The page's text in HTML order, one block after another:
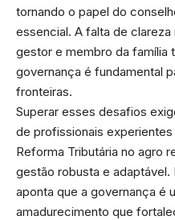
tornando o papel do
essencial. A falta de
gestor e membro da família
governança é fundamental
fronteiras.
Superar esses desafios
de profissionais
Reforma Tributária no agro
gestão robusta e adaptável.
aponta que a governança é
amadurecimento que